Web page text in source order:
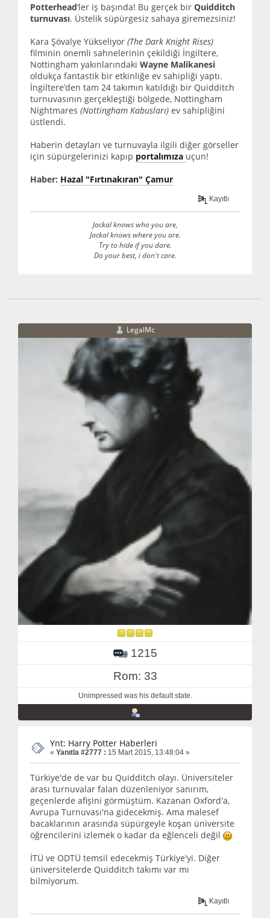
Potterhead‘ler iş başında! Bu gerçek bir Quidditch
turnuvası. Üstelik süpürgesiz sahaya giremezsiniz!
Kara Şövalye Yükseliyor (The Dark Knight Rises)
filminin önemli sahnelerinin çekildiği İngiltere,
Nottingham yakınlarındaki Wayne Malikanesi
oldukça fantastik bir etkinliğe ev sahipliği yaptı.
İngiltere’den tam 24 takımın katıldığı bir Quidditch
turnuvasının gerçekleştiği bölgede, Nottingham
Nightmares (Nottingham Kabusları) ev sahipliğini
üstlendi.
Haberin detayları ve turnuvayla ilgili diğer görseller
için süpürgelerinizi kapıp portalımıza uçun!
Haber: Hazal "Fırtınakıran" Çamur
Kayıtlı
Jackal knows who you are,
Jackal knows where you are.
Try to hide if you dare.
Do your best, i don't care.
LegalMc
1215
Rom: 33
Unimpressed was his default state.
Ynt: Harry Potter Haberleri
« Yanıtla #2777 : 15 Mart 2015, 13:48:04 »
Türkiye'de de var bu Quidditch olayı. Üniversiteler
arası turnuvalar falan düzenleniyor sanırım,
geçenlerde afişini görmüştüm. Kazanan Oxford'a,
Avrupa Turnuvası'na gidecekmiş. Ama malesef
bacaklarının arasında süpürgeyle koşan üniversite
öğrencilerini izlemek o kadar da eğlenceli değil
İTÜ ve ODTÜ temsil edecekmiş Türkiye'yi. Diğer
üniversitelerde Quidditch takımı var mı
bilmiyorum.
Kayıtlı